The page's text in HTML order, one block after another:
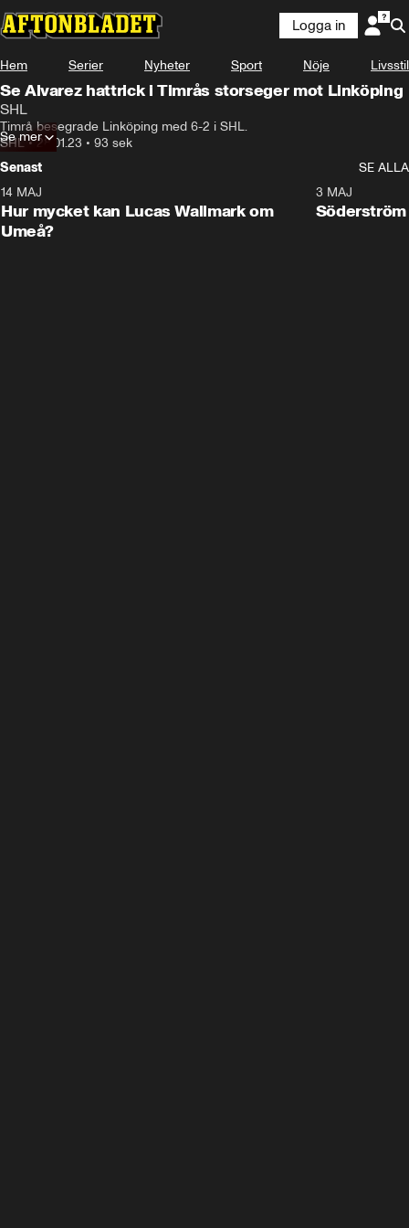
Logga in
Hem Serier Nyheter Sport Nöje Livsstil
Se Alvarez hattrick i Timrås storseger mot Linköping
SHL
Timrå besegrade Linköping med 6-2 i SHL.
SHL•28.01.23 • 93 sek
Se mer
Senast
SE ALLA
Plus
14 MAJ
Hur mycket kan Lucas Wallmark om
Umeå?
3 MAJ